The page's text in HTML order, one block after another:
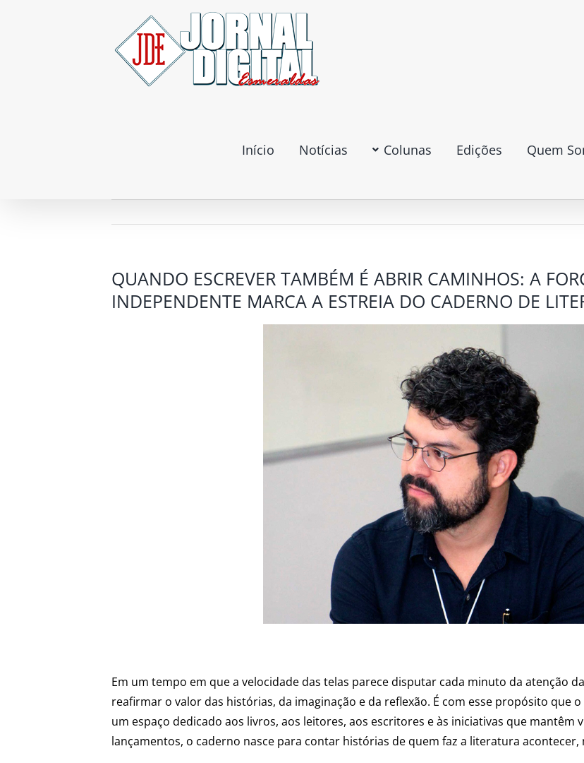
Início Notícias Colunas Edições Quem
QUANDO ESCREVER TAMBÉM É ABRIR CAMINHOS: A
INDEPENDENTE MARCA A ESTREIA DO CADERNO DE
Em um tempo em que a velocidade das telas parece disputar cada minuto da atenção
reafirmar o valor das histórias, da imaginação e da reflexão. É com esse propósito que
um espaço dedicado aos livros, aos leitores, aos escritores e às iniciativas que
lançamentos, o caderno nasce para contar histórias de quem faz a literatura